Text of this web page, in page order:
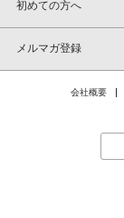
初めての方へ
メルマガ登録
会社概要